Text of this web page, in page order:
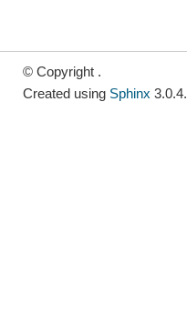
© Copyright .
Created using Sphinx 3.0.4.